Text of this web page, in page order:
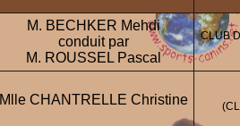
M. BECHKER Mehdi
conduit par
M. ROUSSEL Pascal
CLUB
Mlle CHANTRELLE Christine